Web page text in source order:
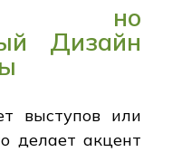
но
Дизайн
выступов или
делает акцент